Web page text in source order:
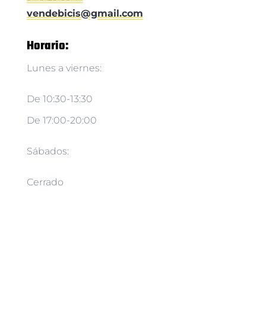
vendebicis@gmail.com
Horario:
Lunes a viernes:
De 10:30-13:30
De 17:00-20:00
Sábados:
Cerrado